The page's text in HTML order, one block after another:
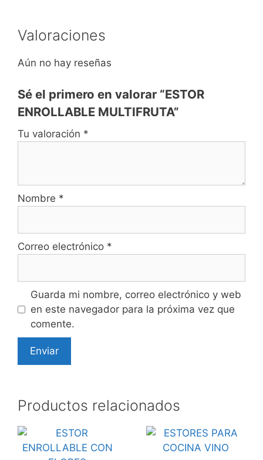
Valoraciones
Aún no hay reseñas
Sé el primero en valorar “ESTOR
ENROLLABLE MULTIFRUTA”
Tu valoración *
Nombre *
Correo electrónico *
Guarda mi nombre, correo electrónico y web
en este navegador para la próxima vez que
comente.
Productos relacionados